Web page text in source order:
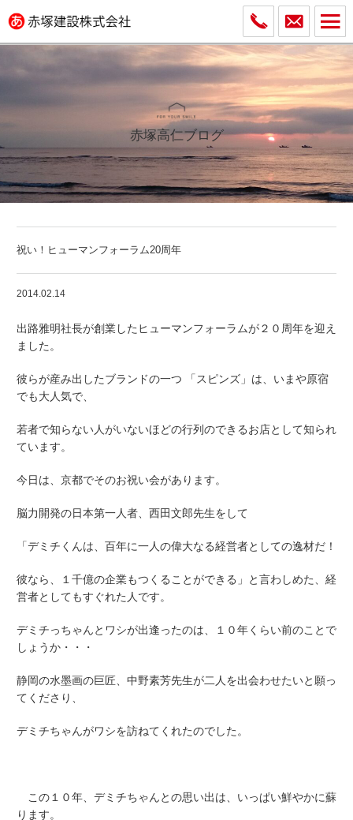
赤塚高仁ブログ
祝い！ヒューマンフォーラム20周年
2014.02.14
出路雅明社長が創業した ヒューマンフォーラムが２０周年を迎え
ました。
彼らが産み出したブランドの一つ 「スピンズ」は、いまや原宿
でも大人気で、
若者で知らない人がいないほどの行列のできるお店として知られ
ています。
今日は、京都でそのお祝い会があります。
脳力開発の日本第一人者、 西田文郎先生をして
「デミチくんは、百年に一人の偉大なる経営者としての逸材だ！
彼なら、１千億の企業もつくることができる」と言わしめた、経
営者としてもすぐれた人です。
デミチっちゃんとワシが出逢ったのは、１０年くらい前のことで
しょうか・・・
静岡の水墨画の巨匠、 中野素芳先生が二人を出会わせたいと願っ
てくださり、
デミチちゃんがワシを訪ねてくれたのでした。
この１０年、デミチちゃんとの思い出は、いっぱい鮮やかに蘇
ります。